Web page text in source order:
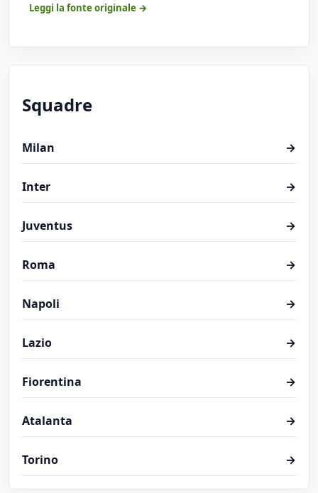
Leggi la fonte originale →
Squadre
Milan →
Inter →
Juventus →
Roma →
Napoli →
Lazio →
Fiorentina →
Atalanta →
Torino →